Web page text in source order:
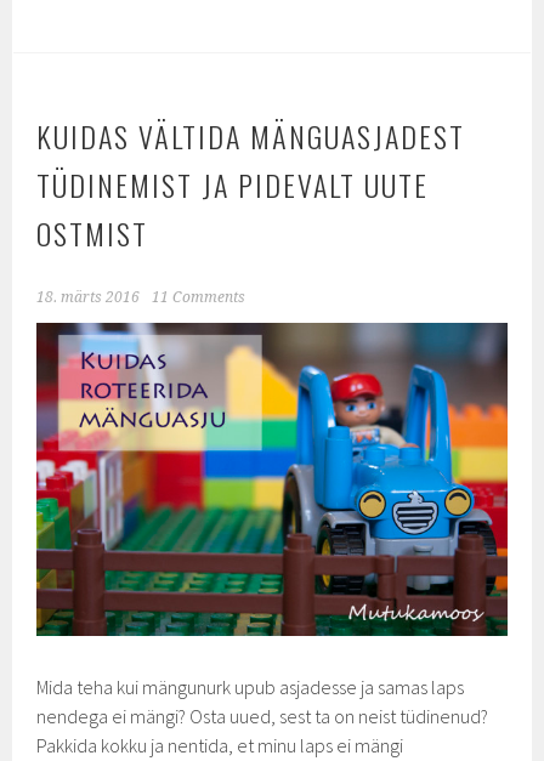
KUIDAS VÄLTIDA MÄNGUASJADEST
TÜDINEMIST JA PIDEVALT UUTE
OSTMIST
18. märts 2016 11 Comments
Mida teha kui mängunurk upub asjadesse ja samas laps
nendega ei mängi? Osta uued, sest ta on neist tüdinenud?
Pakkida kokku ja nentida, et minu laps ei mängi